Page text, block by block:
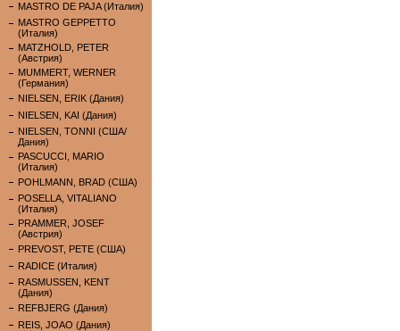
MASTRO DE PAJA (Италия)
MASTRO GEPPETTO
(Италия)
MATZHOLD, PETER
(Австрия)
MUMMERT, WERNER
(Германия)
NIELSEN, ERIK (Дания)
NIELSEN, KAI (Дания)
NIELSEN, TONNI (США/
Дания)
PASCUCCI, MARIO
(Италия)
POHLMANN, BRAD (США)
POSELLA, VITALIANO
(Италия)
PRAMMER, JOSEF
(Австрия)
PREVOST, PETE (США)
RADICE (Италия)
RASMUSSEN, KENT
(Дания)
REFBJERG (Дания)
REIS, JOAO (Дания)